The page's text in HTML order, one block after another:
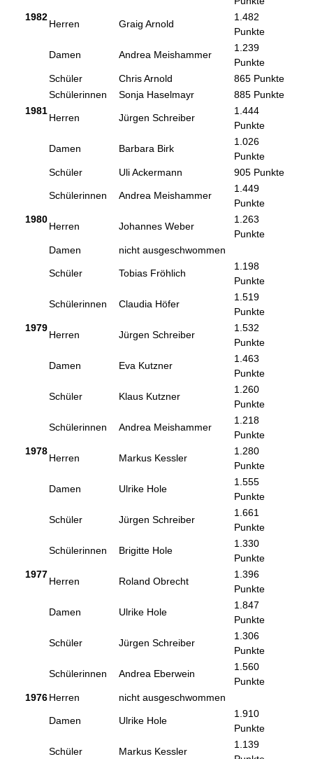
1982
Herren Graig Arnold
1.482
Punkte
Damen Andrea Meishammer
1.239
Punkte
Schüler
Chris Arnold
865 Punkte
Schülerinnen
Sonja Haselmayr
885 Punkte
1981
Herren Jürgen Schreiber
1.444
Punkte
Damen Barbara Birk
1.026
Punkte
Schüler
Uli Ackermann 905 Punkte
Schülerinnen Andrea Meishammer
1.449
Punkte
1980
Herren Johannes Weber
1.263
Punkte
Damen
nicht ausgeschwommen
Schüler Tobias Fröhlich
1.198
Punkte
Schülerinnen Claudia Höfer
1.519
Punkte
1979
Herren Jürgen Schreiber
1.532
Punkte
Damen Eva Kutzner
1.463
Punkte
Schüler Klaus Kutzner
1.260
Punkte
Schülerinnen Andrea Meishammer
1.218
Punkte
1978
Herren Markus Kessler
1.280
Punkte
Damen Ulrike Hole
1.555
Punkte
Schüler Jürgen Schreiber
1.661
Punkte
Schülerinnen Brigitte Hole
1.330
Punkte
1977
Herren Roland Obrecht
1.396
Punkte
Damen Ulrike Hole
1.847
Punkte
Schüler Jürgen Schreiber
1.306
Punkte
Schülerinnen Andrea Eberwein
1.560
Punkte
1976Herren nicht ausgeschwommen
Damen Ulrike Hole
1.910
Punkte
Schüler Markus Kessler
1.139